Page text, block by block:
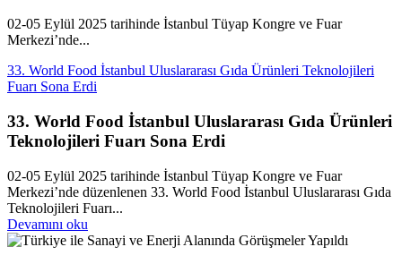
02-05 Eylül 2025 tarihinde İstanbul Tüyap Kongre ve Fuar
Merkezi’nde...
33. World Food İstanbul Uluslararası Gıda Ürünleri Teknolojileri
Fuarı Sona Erdi
33. World Food İstanbul Uluslararası Gıda Ürünleri
Teknolojileri Fuarı Sona Erdi
02-05 Eylül 2025 tarihinde İstanbul Tüyap Kongre ve Fuar
Merkezi’nde düzenlenen 33. World Food İstanbul Uluslararası Gıda
Teknolojileri Fuarı...
Devamını oku